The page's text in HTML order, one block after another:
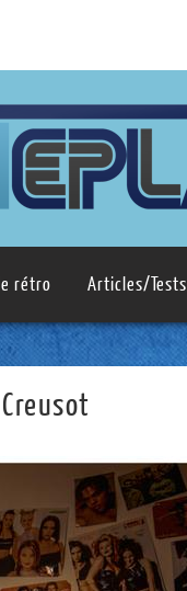
le rétro Articles/Tests